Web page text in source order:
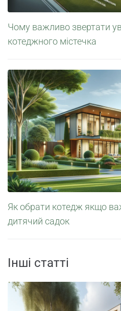
Чому важливо звертати
котеджного містечка
Як обрати котедж якщо
дитячий садок
Інші статті